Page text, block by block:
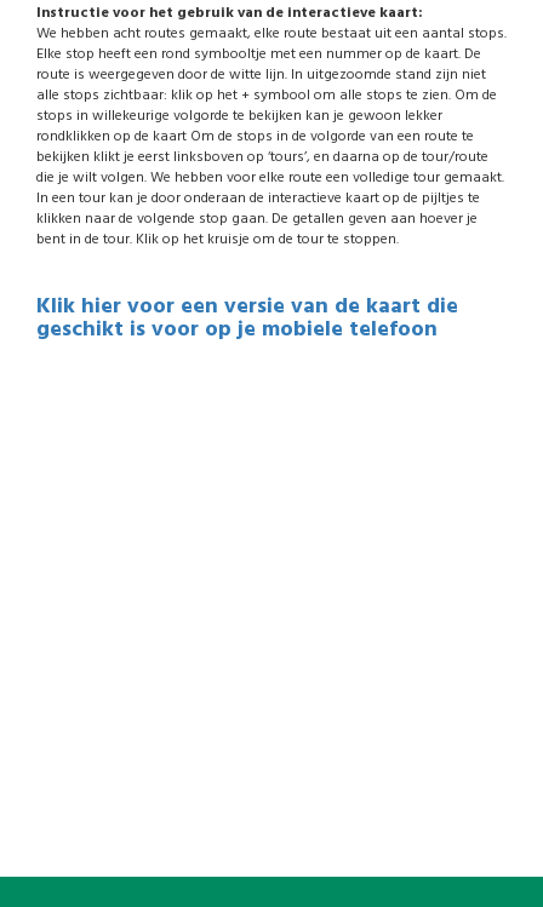
Instructie voor het gebruik van de interactieve kaart:
We hebben acht routes gemaakt, elke route bestaat uit een aantal stops.
Elke stop heeft een rond symbooltje met een nummer op de kaart. De
route is weergegeven door de witte lijn. In uitgezoomde stand zijn niet
alle stops zichtbaar: klik op het + symbool om alle stops te zien. Om de
stops in willekeurige volgorde te bekijken kan je gewoon lekker
rondklikken op de kaart Om de stops in de volgorde van een route te
bekijken klikt je eerst linksboven op ‘tours’, en daarna op de tour/route
die je wilt volgen. We hebben voor elke route een volledige tour gemaakt.
In een tour kan je door onderaan de interactieve kaart op de pijltjes te
klikken naar de volgende stop gaan. De getallen geven aan hoever je
bent in de tour. Klik op het kruisje om de tour te stoppen.
Klik hier voor een versie van de kaart die
geschikt is voor op je mobiele telefoon